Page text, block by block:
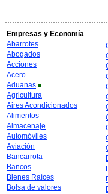
Empresas y Economía
Abarrotes
Abogados
Acciones
Acero
Aduanas
Agricultura
Aires Acondicionados
Alimentos
Almacenaje
Automóviles
Aviación
Bancarrota
Bancos
Bienes Raíces
Bolsa de valores